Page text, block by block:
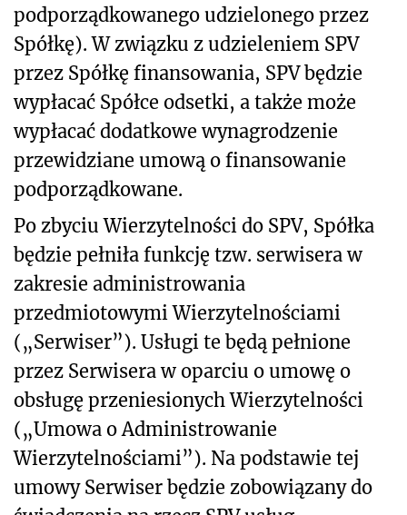
podporządkowanego udzielonego przez
Spółkę). W związku z udzieleniem SPV
przez Spółkę finansowania, SPV będzie
wypłacać Spółce odsetki, a także może
wypłacać dodatkowe wynagrodzenie
przewidziane umową o finansowanie
podporządkowane.
Po zbyciu Wierzytelności do SPV, Spółka
będzie pełniła funkcję tzw. serwisera w
zakresie administrowania
przedmiotowymi Wierzytelnościami
(„Serwiser”). Usługi te będą pełnione
przez Serwisera w oparciu o umowę o
obsługę przeniesionych Wierzytelności
(„Umowa o Administrowanie
Wierzytelnościami”). Na podstawie tej
umowy Serwiser będzie zobowiązany do